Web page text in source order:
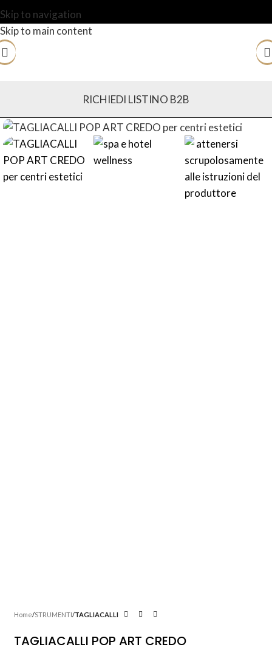
Skip to navigation
Skip to main content
RICHIEDI LISTINO B2B
Home STRUMENTI TAGLIACALLI
TAGLIACALLI POP ART CREDO